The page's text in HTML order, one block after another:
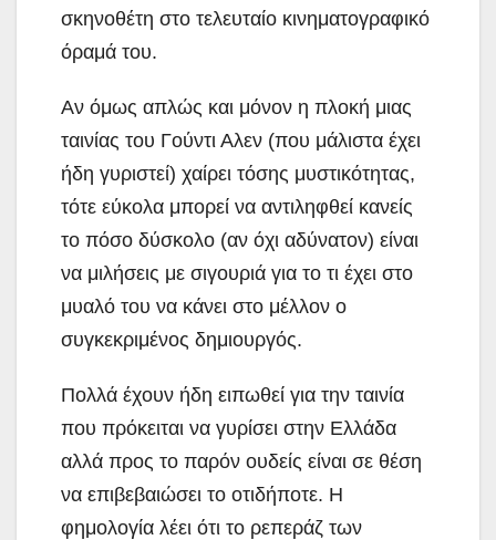
σκηνοθέτη στο τελευταίο κινηματογραφικό
όραμά του.
Αν όμως απλώς και μόνον η πλοκή μιας
ταινίας του Γούντι Αλεν (που μάλιστα έχει
ήδη γυριστεί) χαίρει τόσης μυστικότητας,
τότε εύκολα μπορεί να αντιληφθεί κανείς
το πόσο δύσκολο (αν όχι αδύνατον) είναι
να μιλήσεις με σιγουριά για το τι έχει στο
μυαλό του να κάνει στο μέλλον ο
συγκεκριμένος δημιουργός.
Πολλά έχουν ήδη ειπωθεί για την ταινία
που πρόκειται να γυρίσει στην Ελλάδα
αλλά προς το παρόν ουδείς είναι σε θέση
να επιβεβαιώσει το οτιδήποτε. Η
φημολογία λέει ότι το ρεπεράζ των